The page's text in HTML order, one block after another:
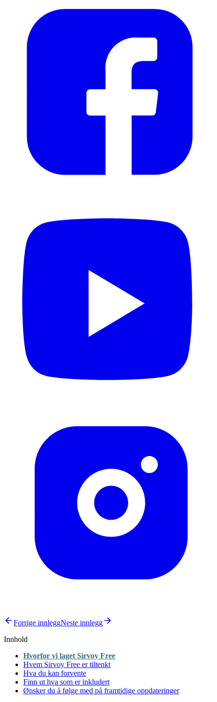
Forrige innleggNeste innlegg
Innhold
Hvorfor vi laget Sirvoy Free
Hvem Sirvoy Free er tiltenkt
Hva du kan forvente
Finn ut hva som er inkludert
Ønsker du å følge med på framtidige oppdateringer